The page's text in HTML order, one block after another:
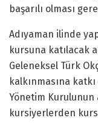
başarılı olması
Adıyaman ilinde
kursuna katılacak
Geleneksel Türk
kalkınmasına
Yönetim Kurulunun
kursiyerlerden